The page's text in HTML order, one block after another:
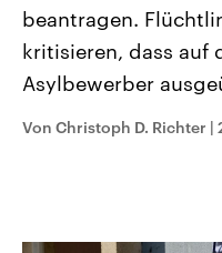
Umfragen, Prognosen,
Wahlprogramme, aktuelle
und Hintergründe zu den
und Kandidaten der
Wahl.
Sendungen
beantragen.
kritisieren, dass auf
Asylbewerber
Von Christoph D. Richter |